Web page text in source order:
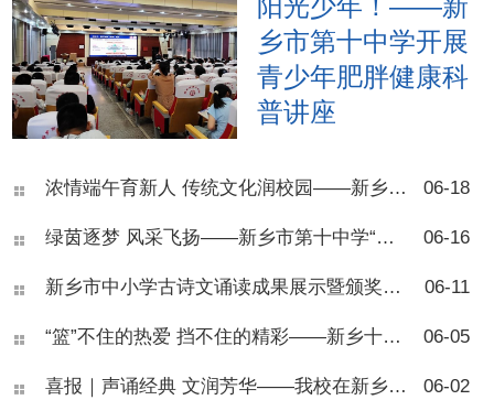
阳光少年！——新
乡市第十中学开展
青少年肥胖健康科
普讲座
胖专题健康讲座，本次活动面
康副校长、河南医药大学一附
讲。 讲座开篇，王医师向
解BMI自测标准，让大家学会
简单判断自身体重状况。他指
而是慢性代谢疾病，会从体
浓情端午育新人 传统文化润校园——新乡市第十中学“我们的节日·端午节”主题活动 06-18
绿茵逐梦 风采飞扬——新乡市第十中学“校长杯”八年级足球联赛圆满落幕 06-16
新乡市中小学古诗文诵读成果展示暨颁奖活动在新乡市第十中学圆满落幕 06-11
“篮”不住的热爱 挡不住的精彩——新乡十中七年级篮球联赛圆满结束 06-05
喜报｜声诵经典 文润芳华——我校在新乡市中小学生古诗文朗诵活动中斩获佳绩 06-02